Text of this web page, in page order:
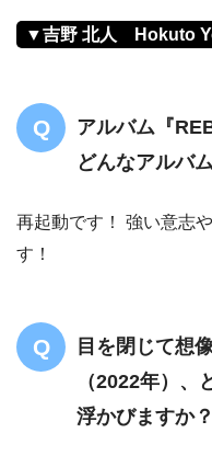
▼吉野 北人 Hokuto
アルバム『
どんなアルバ
再起動です！ 強い意志
す！
目を閉じて想
（2022年）
浮かびますか？